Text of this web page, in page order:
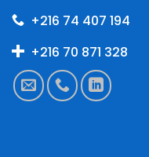
+216 74 407 194
+216 70 871 328